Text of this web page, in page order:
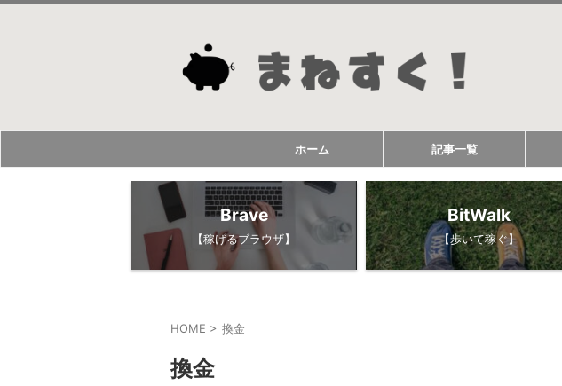
ホーム 記事一覧
Brave
【稼げるブラウザ】
BitWalk
【歩いて稼ぐ】
HOME > 換金
換金